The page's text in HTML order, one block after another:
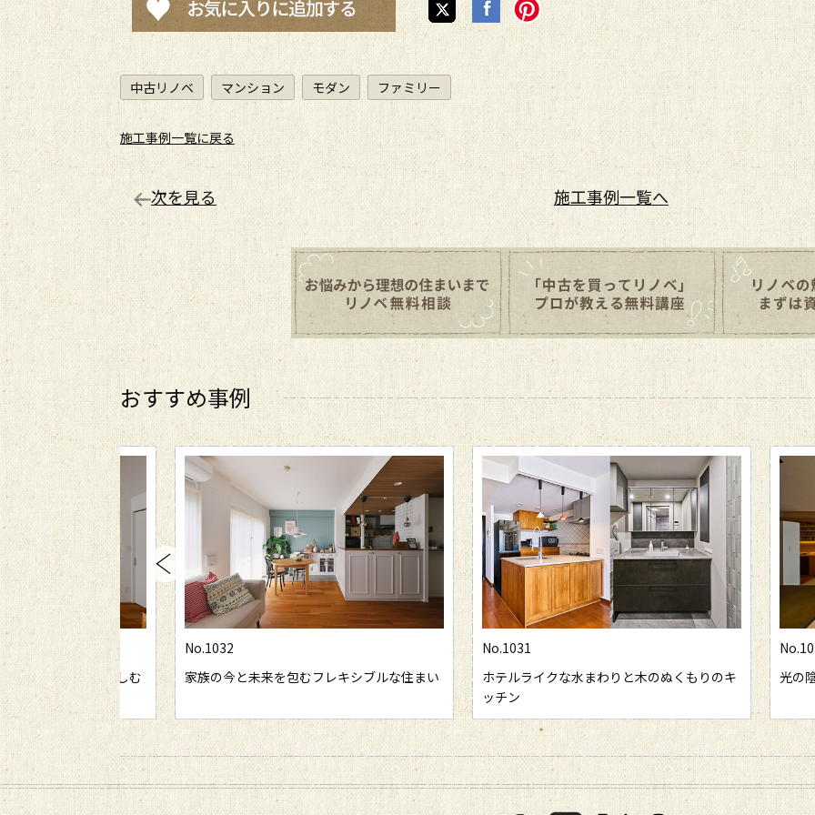
中古リノベ マンション モダン ファミリー
施工事例一覧に戻る
次を見る 施工事例一覧へ
おすすめ事例
。おうち時間を楽しむ
No.1032
家族の今と未来を包むフレキシブルな住まい
No.1031
ホテルライクな水まわりと木のぬくもりのキ
ッチン
光の